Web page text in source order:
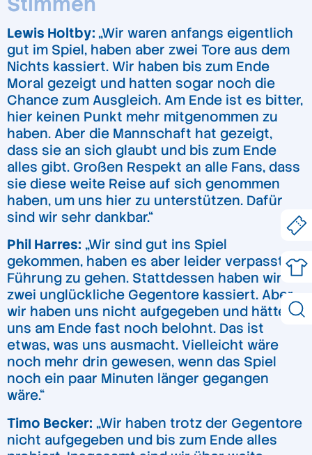
Lewis Holtby: „Wir waren anfangs eigentlich
gut im Spiel, haben aber zwei Tore aus dem
Nichts kassiert. Wir haben bis zum Ende
Moral gezeigt und hatten sogar noch die
Chance zum Ausgleich. Am Ende ist es bitter,
hier keinen Punkt mehr mitgenommen zu
haben. Aber die Mannschaft hat gezeigt,
dass sie an sich glaubt und bis zum Ende
alles gibt. Großen Respekt an alle Fans, dass
sie diese weite Reise auf sich genommen
haben, um uns hier zu unterstützen. Dafür
sind wir sehr dankbar.“
Phil Harres: „Wir sind gut ins Spiel
gekommen, haben es aber leider verpasst, in
Führung zu gehen. Stattdessen haben wir
zwei unglückliche Gegentore kassiert. Aber
wir haben uns nicht aufgegeben und hätten
uns am Ende fast noch belohnt. Das ist
etwas, was uns ausmacht. Vielleicht wäre
noch mehr drin gewesen, wenn das Spiel
noch ein paar Minuten länger gegangen
wäre.“
Timo Becker: „Wir haben trotz der Gegentore
nicht aufgegeben und bis zum Ende alles